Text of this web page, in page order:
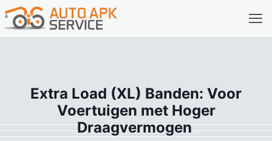
Extra Load (XL) Banden: Voor
Voertuigen met Hoger
Draagvermogen